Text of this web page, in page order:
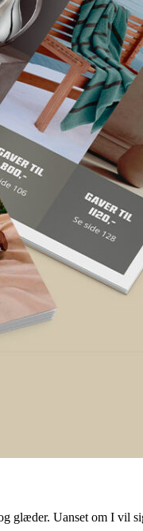
glæder. Uanset om I vil